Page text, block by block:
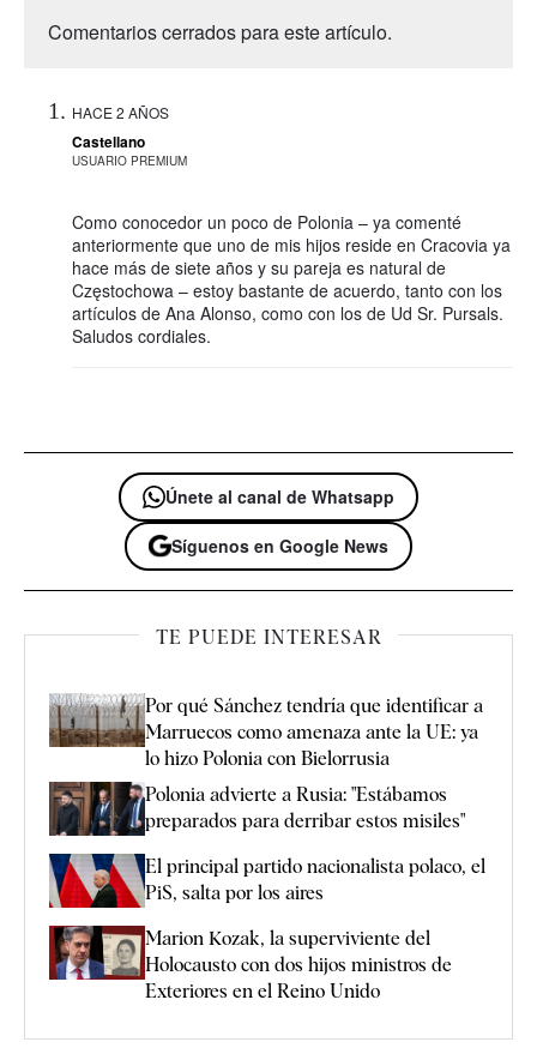
Comentarios cerrados para este artículo.
HACE 2 AÑOS
Castellano
USUARIO PREMIUM
Como conocedor un poco de Polonia – ya comenté
anteriormente que uno de mis hijos reside en Cracovia ya
hace más de siete años y su pareja es natural de
Częstochowa – estoy bastante de acuerdo, tanto con los
artículos de Ana Alonso, como con los de Ud Sr. Pursals.
Saludos cordiales.
Únete al canal de Whatsapp
Síguenos en Google News
TE PUEDE INTERESAR
Por qué Sánchez tendría que identificar a
Marruecos como amenaza ante la UE: ya
lo hizo Polonia con Bielorrusia
Polonia advierte a Rusia: "Estábamos
preparados para derribar estos misiles"
El principal partido nacionalista polaco, el
PiS, salta por los aires
Marion Kozak, la superviviente del
Holocausto con dos hijos ministros de
Exteriores en el Reino Unido